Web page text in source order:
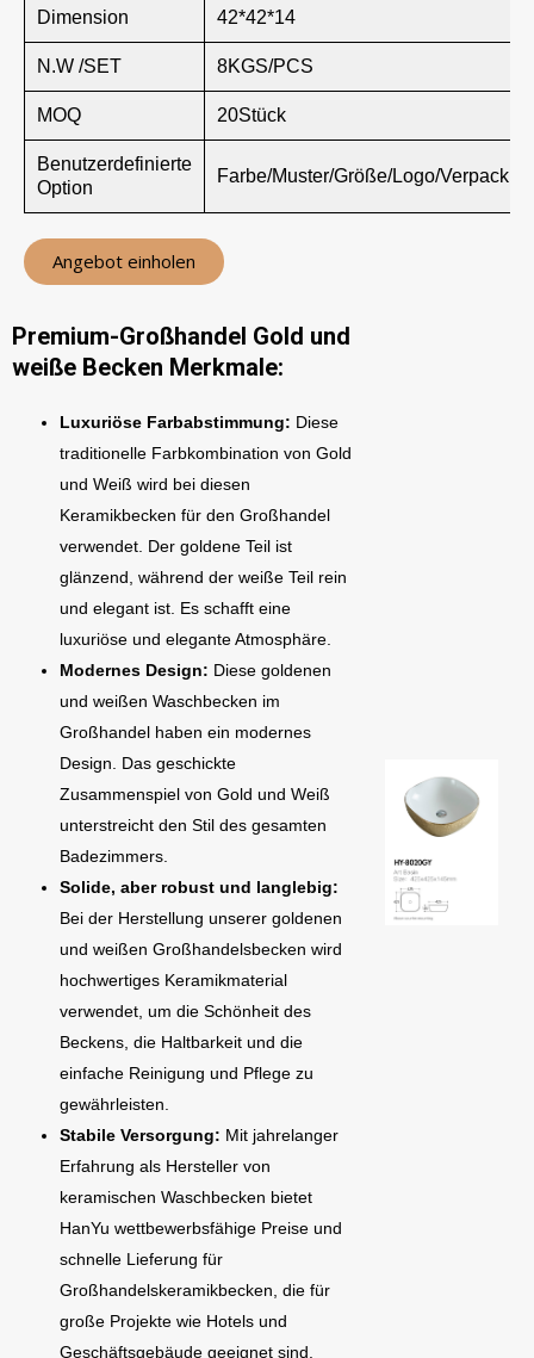
Dimension 42*42*14
N.W /SET 8KGS/PCS
MOQ 20Stück
Benutzerdefinierte
Option
Farbe/Muster/Größe/Logo/
Angebot einholen
Premium-Großhandel Gold und
weiße Becken Merkmale:
Luxuriöse Farbabstimmung: Diese
traditionelle Farbkombination von Gold
und Weiß wird bei diesen
Keramikbecken für den Großhandel
verwendet. Der goldene Teil ist
glänzend, während der weiße Teil rein
und elegant ist. Es schafft eine
luxuriöse und elegante Atmosphäre.
Modernes Design: Diese goldenen
und weißen Waschbecken im
Großhandel haben ein modernes
Design. Das geschickte
Zusammenspiel von Gold und Weiß
unterstreicht den Stil des gesamten
Badezimmers.
Solide, aber robust und langlebig:
Bei der Herstellung unserer goldenen
und weißen Großhandelsbecken wird
hochwertiges Keramikmaterial
verwendet, um die Schönheit des
Beckens, die Haltbarkeit und die
einfache Reinigung und Pflege zu
gewährleisten.
Stabile Versorgung: Mit jahrelanger
Erfahrung als Hersteller von
keramischen Waschbecken bietet
HanYu wettbewerbsfähige Preise und
schnelle Lieferung für
Großhandelskeramikbecken, die für
große Projekte wie Hotels und
Geschäftsgebäude geeignet sind.